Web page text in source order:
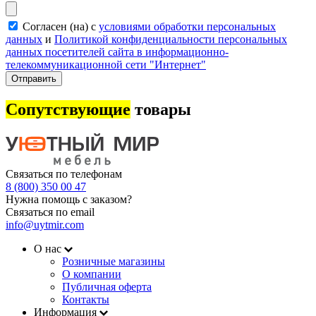
Согласен (на) с условиями обработки персональных
данных и Политикой конфиденциальности персональных
данных посетителей сайта в информационно-
телекоммуникационной сети "Интернет"
Отправить
Сопутствующие товары
Связаться по телефонам
8 (800) 350 00 47
Нужна помощь с заказом?
Связаться по email
info@uytmir.com
О нас
Розничные магазины
О компании
Публичная оферта
Контакты
Информация